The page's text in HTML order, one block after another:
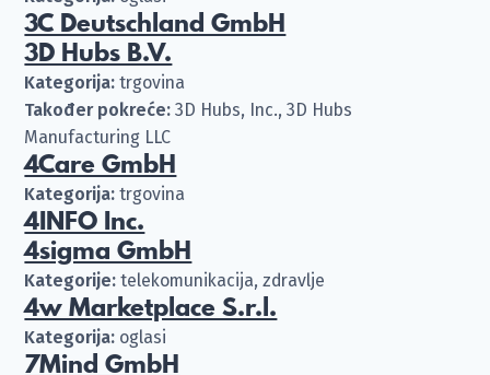
3C Deutschland GmbH
3D Hubs B.V.
Kategorija: trgovina
Također pokreće: 3D Hubs, Inc., 3D Hubs
Manufacturing LLC
4Care GmbH
Kategorija: trgovina
4INFO Inc.
4sigma GmbH
Kategorije: telekomunikacija, zdravlje
4w Marketplace S.r.l.
Kategorija: oglasi
7Mind GmbH